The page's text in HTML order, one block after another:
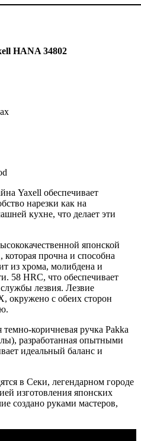
HANA 34802
Yaxell обеспечивает
нарезки как на
кухне, что делает эти
японской
прочна и способна
из хрома, молибдена и
58 HRC, что обеспечивает
лезвия. Лезвие
окружено с обеих сторон
коричневая ручка Pakka
разработанная опытными
идеальный баланс и
в Секи, легендарном городе
изготовления японских
создано руками мастеров,